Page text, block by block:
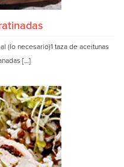
(lo necesario)1 taza de aceitunas
[…]